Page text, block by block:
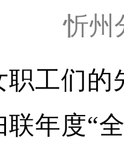
忻州
职工们
年度“